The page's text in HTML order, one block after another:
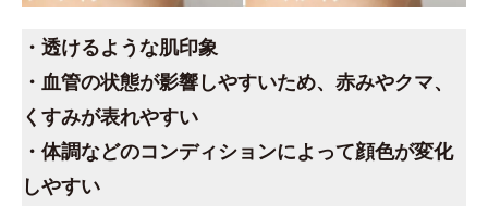
・透けるような肌印象
・血管の状態が影響しやすいため、赤みやクマ、
くすみが表れやすい
・体調などのコンディションによって顔色が変化
しやすい